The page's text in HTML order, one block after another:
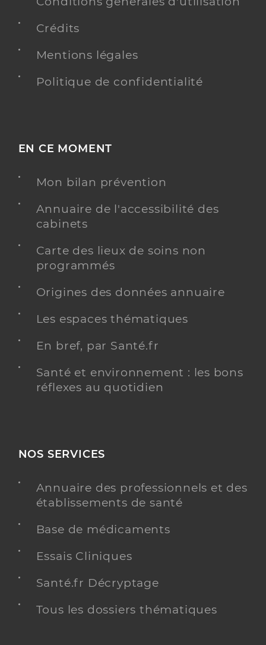
Crédits
Mentions légales
Politique de confidentialité
EN CE MOMENT
Mon bilan prévention
Annuaire de l'accessibilité des
cabinets
Carte des lieux de soins non
programmés
Origines des données annuaire
Les espaces thématiques
En bref, par Santé.fr
Santé et environnement : les bons
réflexes au quotidien
NOS SERVICES
Annuaire des professionnels et des
établissements de santé
Base de médicaments
Essais Cliniques
Santé.fr Décryptage
Tous les dossiers thématiques